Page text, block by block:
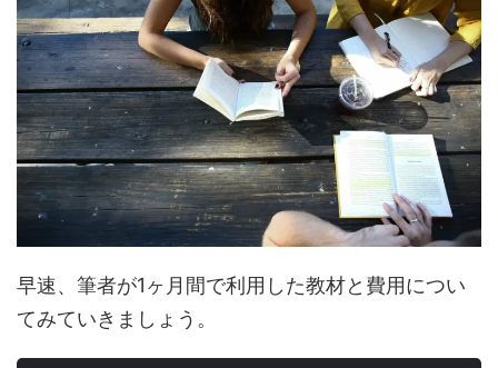
早速、筆者が1ヶ月間で利用した教材と費用につい
てみていきましょう。